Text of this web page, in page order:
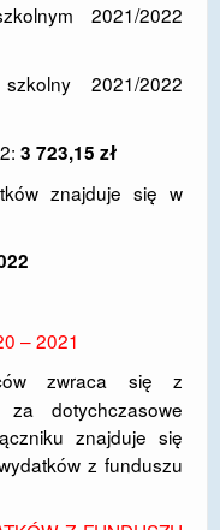
2021/2022
2021/2022
3 723,15 zł
znajduje się w
– 2021
zwraca się z
dotychczasowe
znajduje się
z funduszu